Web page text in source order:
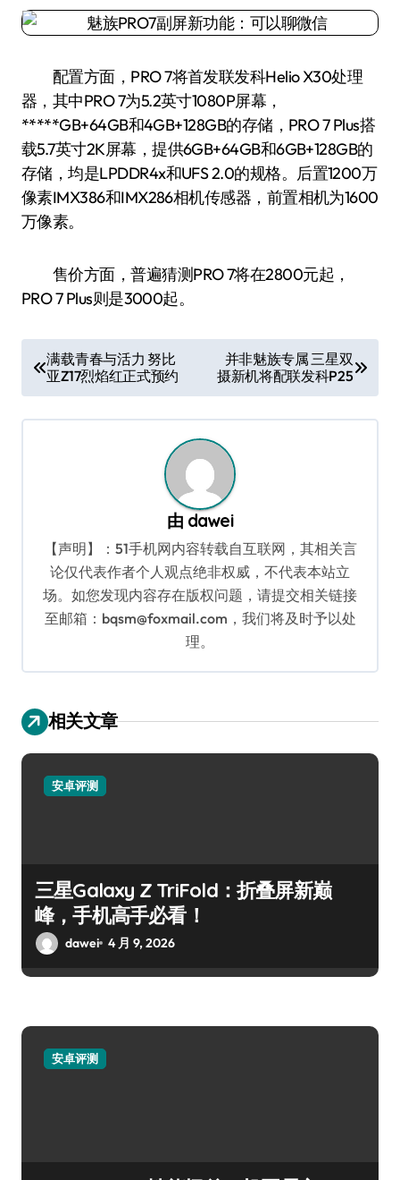
配置方面，PRO 7将首发联发科Helio X30处理
器，其中PRO 7为5.2英寸1080P屏幕，
*****GB+64GB和4GB+128GB的存储，PRO 7 Plus搭
载5.7英寸2K屏幕，提供6GB+64GB和6GB+128GB的
存储，均是LPDDR4x和UFS 2.0的规格。后置1200万
像素IMX386和IMX286相机传感器，前置相机为1600
万像素。
售价方面，普遍猜测PRO 7将在2800元起，
PRO 7 Plus则是3000起。
章
导
满载青春与活力 努比
亚Z17烈焰红正式预约
并非魅族专属 三星双
摄新机将配联发科P25
由 dawei
【声明】：51手机网内容转载自互联网，其相关言
论仅代表作者个人观点绝非权威，不代表本站立
场。如您发现内容存在版权问题，请提交相关链接
至邮箱：bqsm@foxmail.com，我们将及时予以处
理。
相关文章
安卓评测
三星Galaxy Z TriFold：折叠屏新巅
峰，手机高手必看！
dawei 4 月 9, 2026
安卓评测